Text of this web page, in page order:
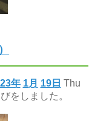
年 1月 19日 Thu
をしました。